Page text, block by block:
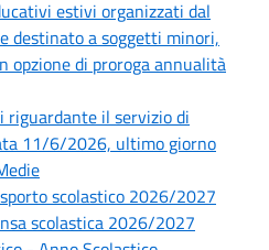
estivi organizzati dal
destinato a soggetti minori,
di proroga annualità
riguardante il servizio di
11/6/2026, ultimo giorno
scolastico 2026/2027
scolastica 2026/2027